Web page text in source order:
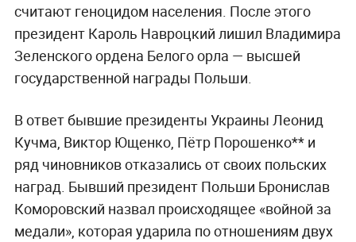
считают геноцидом населения. После этого
президент Кароль Навроцкий лишил Владимира
Зеленского ордена Белого орла — высшей
государственной награды Польши.
В ответ бывшие президенты Украины Леонид
Кучма, Виктор Ющенко, Пётр Порошенко** и
ряд чиновников отказались от своих польских
наград. Бывший президент Польши Бронислав
Коморовский назвал происходящее «войной за
медали», которая ударила по отношениям двух